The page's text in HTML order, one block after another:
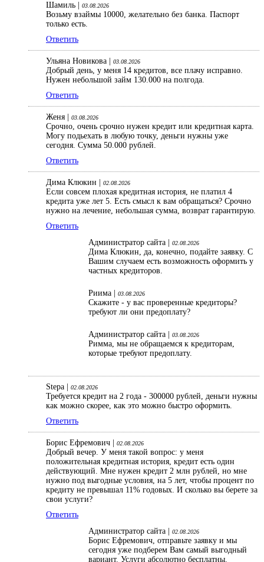
Шамиль | 03.08.2026
Возьму взаймы 10000, желательно без банка. Паспорт
только есть.
Ответить
Ульяна Новикова | 03.08.2026
Добрый день, у меня 14 кредитов, все плачу исправно.
Нужен небольшой займ 130.000 на полгода.
Ответить
Женя | 03.08.2026
Срочно, очень срочно нужен кредит или кредитная карта.
Могу подьехать в любую точку, деньги нужны уже
сегодня. Сумма 50.000 рублей.
Ответить
Дима Клюкин | 02.08.2026
Если совсем плохая кредитная история, не платил 4
кредита уже лет 5. Есть смысл к вам обращаться? Срочно
нужно на лечение, небольшая сумма, возврат гарантирую.
Ответить
Администратор сайта |
02.08.2026
Дима Клюкин, да, конечно, подайте заявку. С
Вашим случаем есть возможность оформить у
частных кредиторов.
Риима | 03.08.2026
Скажите - у вас проверенные кредиторы?
требуют ли они предоплату?
Администратор сайта | 03.08.2026
Римма, мы не обращаемся к кредиторам,
которые требуют предоплату.
Stepa | 02.08.2026
Требуется кредит на 2 года - 300000 рублей, деньги нужны
как можно скорее, как это можно быстро оформить.
Ответить
Борис Ефремович | 02.08.2026
Добрый вечер. У меня такой вопрос: у меня
положительная кредитная история, кредит есть один
действующий. Мне нужен кредит 2 млн рублей, но мне
нужно под выгодные условия, на 5 лет, чтобы процент по
кредиту не превышал 11% годовых. И сколько вы берете за
свои услуги?
Ответить
Администратор сайта |
02.08.2026
Борис Ефремович, отправьте заявку и мы
сегодня уже подберем Вам самый выгодный
вариант. Услуги абсолютно бесплатны.